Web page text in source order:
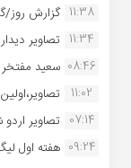
11:38 گزارش روز/
11:34 تصاویر
08:46 سعید مفتخر
11:02
07:14 تصاویر
09:24 هفته اول